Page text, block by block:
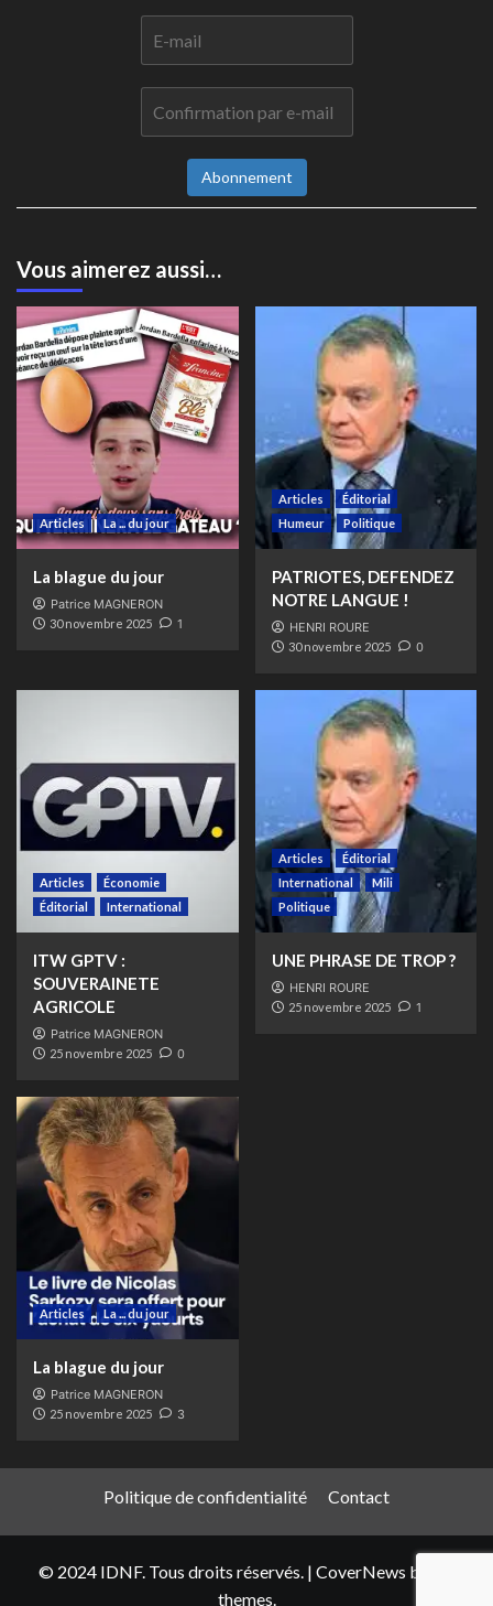
Abonnement
Vous aimerez aussi…
Articles La ... du jour
La blague du jour
Patrice MAGNERON
30 novembre 2025 1
Articles
Éditorial
Humeur
Politique
PATRIOTES, DEFENDEZ
NOTRE LANGUE !
HENRI ROURE
30 novembre 2025 0
Articles
Économie
Éditorial
International
ITW GPTV :
SOUVERAINETE
AGRICOLE
Patrice MAGNERON
25 novembre 2025 0
Articles
Éditorial
International
Mili
Politique
UNE PHRASE DE TROP ?
HENRI ROURE
25 novembre 2025 1
Articles La ... du jour
La blague du jour
Patrice MAGNERON
25 novembre 2025 3
Politique de confidentialité Contact
© 2024 IDNF. Tous droits réservés. | CoverNews by AF
themes.